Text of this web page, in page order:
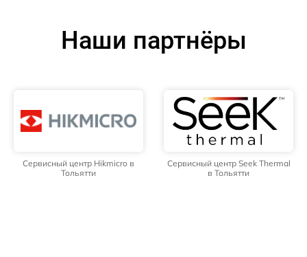
Наши партнёры
Сервисный центр Hikmicro в
Тольятти
Сервисный центр Seek Thermal
в Тольятти